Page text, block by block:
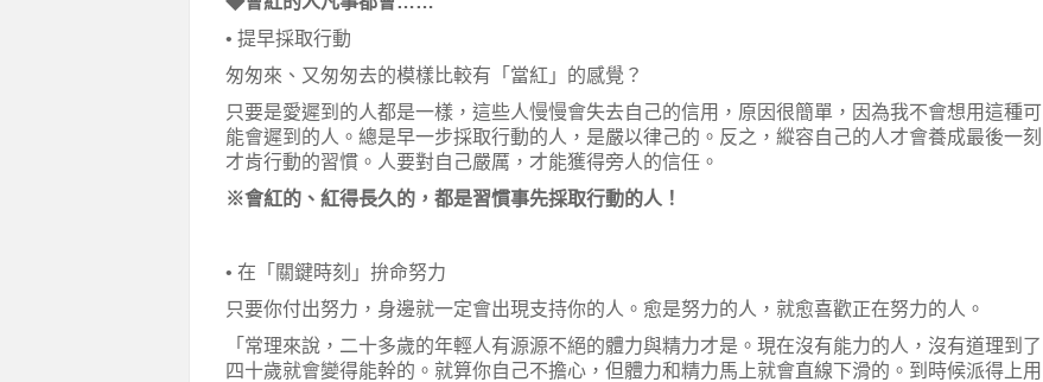
• 提早採取行動
匆匆來、又匆匆去的模樣比較有「當紅」的感覺？
只要是愛遲到的人都是一樣，這些人慢慢會失去自己的信用，原因很簡單，因為我不會想用這種可
能會遲到的人。總是早一步採取行動的人，是嚴以律己的。反之，縱容自己的人才會養成最後一刻
才肯行動的習慣。人要對自己嚴厲，才能獲得旁人的信任。
※會紅的、紅得長久的，都是習慣事先採取行動的人！
• 在「關鍵時刻」拚命努力
只要你付出努力，身邊就一定會出現支持你的人。愈是努力的人，就愈喜歡正在努力的人。
「常理來說，二十多歲的年輕人有源源不絕的體力與精力才是。現在沒有能力的人，沒有道理到了
四十歲就會變得能幹的。就算你自己不擔心，但體力和精力馬上就會直線下滑的。到時候派得上用